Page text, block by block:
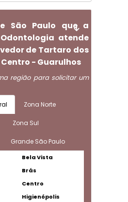
São Paulo que a
atende
de Tartaro dos
Centro - Guarulhos
região para solicitar um
Zona Norte
Zona Sul
Grande São Paulo
Bela Vista
Brás
Centro
Higienópolis